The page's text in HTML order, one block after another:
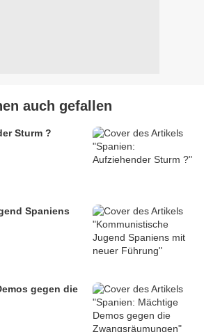
auch gefallen
Sturm ?
Spaniens
gegen die